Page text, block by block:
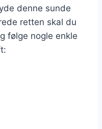
denne sunde
retten skal du
følge nogle enkle